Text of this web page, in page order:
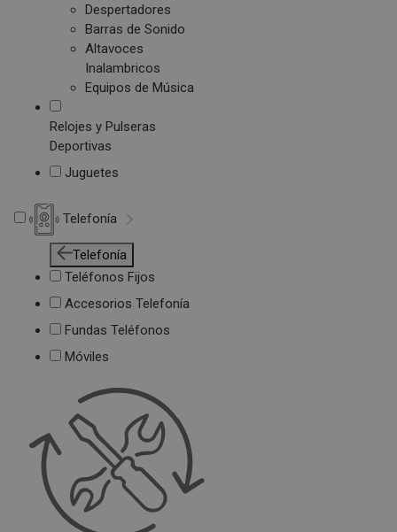
Despertadores
Barras de Sonido
Altavoces
Inalambricos
Equipos de Música
Relojes y Pulseras
Deportivas
Juguetes
Telefonía
Telefonía
Teléfonos Fijos
Accesorios Telefonía
Fundas Teléfonos
Móviles